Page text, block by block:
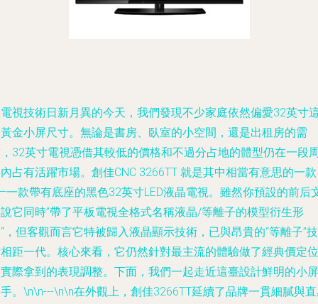
視技術日新月異的今天，我們發現不少家庭依然偏愛32英寸
金小屏尺寸。無論是書房、臥室的小空間，還是出租房的需
32英寸電視憑借其較低的價格和不過分占地的體型仍在一段
占有活躍市場。創佳CNC 3266TT 就是其中相當有意思的一款
款帶有底座的黑色32英寸LED液晶電視。雖然你預設的前后
它同時”帶了平板電視全格式名稱液晶/等離子的模型衍生形
，但客觀而言它特被歸入液晶顯示技術，已與昂貴的“等離子”技
距一代。核心來看，它仍然針對最主流的體驗做了經典價定位
際拿到的表現調整。下面，我們一起走近這臺設計鮮明的小屏
。\n\n---\n\n在外觀上，創佳3266TT延續了品牌一貫細膩與